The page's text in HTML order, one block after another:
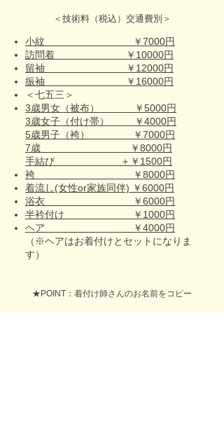
＜技術料（税込）交通費別＞
小紋 ￥7000円
訪問着 ￥10000円
留袖 ￥12000円
振袖 ￥16000円
＜七五三＞
3歳男女（被布） ￥5000円
3歳女子（付け帯） ￥4000円
5歳男子（袴） ￥7000円
7歳 ￥8000円
手結び ＋￥1500円
袴 ￥8000円
着流し(女性or家族同伴) ￥6000円
浴衣 ￥6000円
半衿付け ￥1000円
ヘア ￥4000円
（※ヘアはお着付けとセットになりま
す）
★POINT：着付け師さんのお名前をコピー